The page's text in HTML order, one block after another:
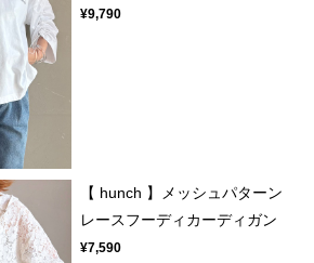
¥9,790
【 hunch 】メッシュパターン
レースフーディカーディガン
¥7,590